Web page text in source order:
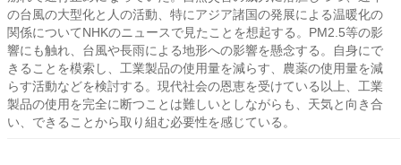
の台風の大型化と人の活動、特にアジア諸国の発展による温暖化の
関係についてNHKのニュースで見たことを想起する。PM2.5等の影
響にも触れ、台風や長雨による地形への影響を懸念する。自身にで
きることを模索し、工業製品の使用量を減らす、農薬の使用量を減
らす活動などを検討する。現代社会の恩恵を受けている以上、工業
製品の使用を完全に断つことは難しいとしながらも、天気と向き合
い、できることから取り組む必要性を感じている。